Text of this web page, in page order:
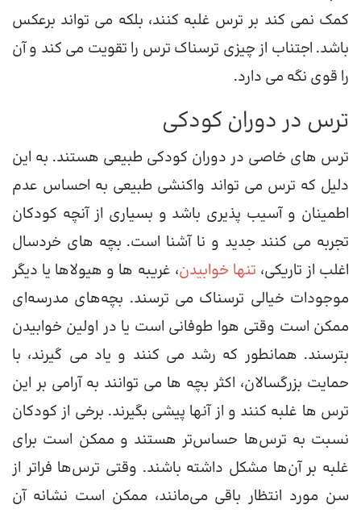
کمک نمی کند بر ترس غلبه کنند، بلکه می تواند برعکس
باشد. اجتناب از چیزی ترسناک ترس را تقویت می کند و آن
را قوی نگه می دارد.
ترس در دوران کودکی
ترس های خاصی در دوران کودکی طبیعی هستند. به این
دلیل که ترس می تواند واکنشی طبیعی به احساس عدم
اطمینان و آسیب پذیری باشد و بسیاری از آنچه کودکان
تجربه می کنند جدید و نا آشنا است. بچه های خردسال
اغلب از تاریکی، تنها خوابیدن، غریبه ها و هیولاها یا دیگر
موجودات خیالی ترسناک می ترسند. بچه‌های مدرسه‌ای
ممکن است وقتی هوا طوفانی است یا در اولین خوابیدن
بترسند. همانطور که رشد می کنند و یاد می گیرند، با
حمایت بزرگسالان، اکثر بچه ها می توانند به آرامی بر این
ترس ها غلبه کنند و از آنها پیشی بگیرند. برخی از کودکان
نسبت به ترس‌ها حساس‌تر هستند و ممکن است برای
غلبه بر آن‌ها مشکل داشته باشند. وقتی ترس‌ها فراتر از
سن مورد انتظار باقی می‌مانند، ممکن است نشانه آن